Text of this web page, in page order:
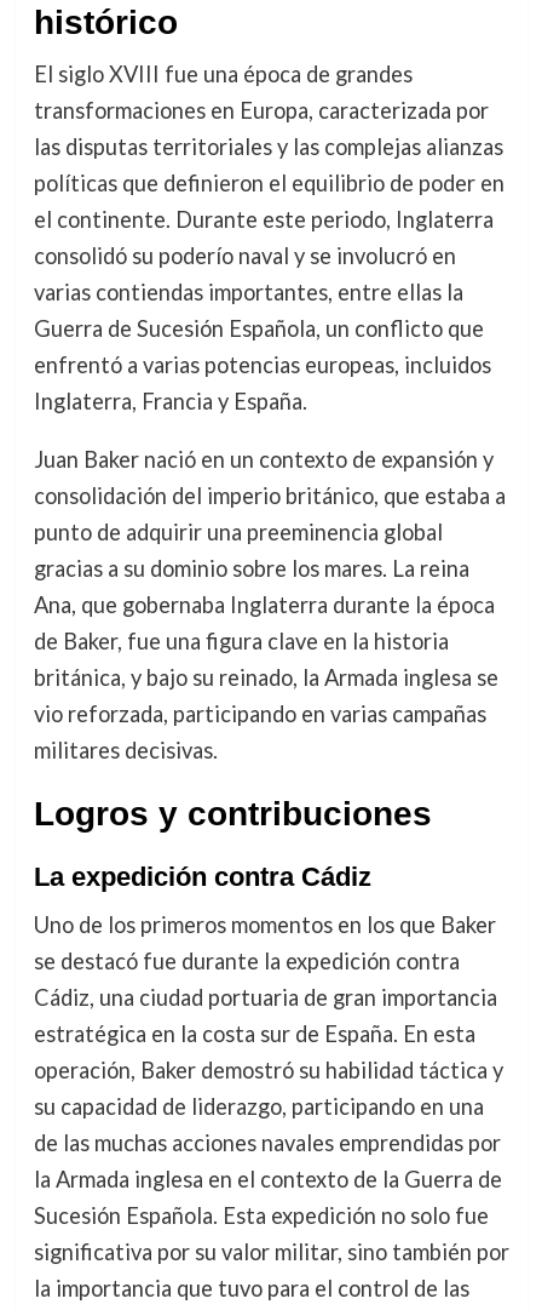
histórico
El siglo XVIII fue una época de grandes
transformaciones en Europa, caracterizada por
las disputas territoriales y las complejas alianzas
políticas que definieron el equilibrio de poder en
el continente. Durante este periodo, Inglaterra
consolidó su poderío naval y se involucró en
varias contiendas importantes, entre ellas la
Guerra de Sucesión Española, un conflicto que
enfrentó a varias potencias europeas, incluidos
Inglaterra, Francia y España.
Juan Baker nació en un contexto de expansión y
consolidación del imperio británico, que estaba a
punto de adquirir una preeminencia global
gracias a su dominio sobre los mares. La reina
Ana, que gobernaba Inglaterra durante la época
de Baker, fue una figura clave en la historia
británica, y bajo su reinado, la Armada inglesa se
vio reforzada, participando en varias campañas
militares decisivas.
Logros y contribuciones
La expedición contra Cádiz
Uno de los primeros momentos en los que Baker
se destacó fue durante la expedición contra
Cádiz, una ciudad portuaria de gran importancia
estratégica en la costa sur de España. En esta
operación, Baker demostró su habilidad táctica y
su capacidad de liderazgo, participando en una
de las muchas acciones navales emprendidas por
la Armada inglesa en el contexto de la Guerra de
Sucesión Española. Esta expedición no solo fue
significativa por su valor militar, sino también por
la importancia que tuvo para el control de las